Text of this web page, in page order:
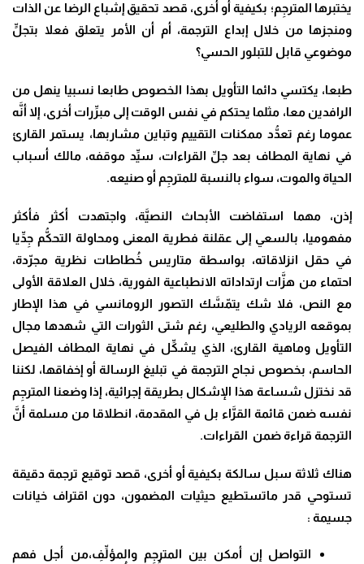
يختبرها المترجِم؛ بكيفية أو أخرى، قصد تحقيق إشباع الرضا عن الذات
ومنجزها من خلال إبداع الترجمة، أم أن الأمر يتعلق فعلا بتجلٍّ
موضوعي قابل للتبلور الحسي؟
طبعا، يكتسي دائما التأويل بهذا الخصوص طابعا نسبيا ينهل من
الرافدين معا، مثلما يحتكم في نفس الوقت إلى مبرِّرات أخرى، إلا أنَّه
عموما رغم تعدُّد ممكنات التقييم وتباين مشاربها، يستمر القارئ
في نهاية المطاف بعد جلِّ القراءات، سيِّد موقفه، مالك أسباب
الحياة والموت، سواء بالنسبة للمترجِم أو صنيعه.
إذن، مهما استفاضت الأبحاث النصيَّة، واجتهدت أكثر فأكثر
مفهوميا، بالسعي إلى عقلنة فطرية المعنى ومحاولة التحكُّم جِدِّيا
في حقل انزلاقاته، بواسطة متاريس خُطاطات نظرية مجرّدة،
احتماء من هزَّات ارتداداته الانطباعية الفورية، خلال العلاقة الأولى
مع النص، فلا شك يتمّسَّك التصور الرومانسي في هذا الإطار
بموقعه الريادي والطليعي، رغم شتى الثورات التي شهدها مجال
التأويل وماهية القارئ، الذي يشكِّل في نهاية المطاف الفيصل
الحاسم، بخصوص نجاح الترجمة في تبليغ الرسالة أو إخفاقها، لكننا
قد نختزل شساعة هذا الإشكال بطريقة إجرائية، إذا وضعنا المترجِم
نفسه ضمن قائمة القرَّاء بل في المقدمة، انطلاقا من مسلمة أنَّ
الترجمة قراءة ضمن القراءات.
هناك ثلاثة سبل سالكة بكيفية أو أخرى، قصد توقيع ترجمة دقيقة
تستوحي قدر ماتستطيع حيثيات المضمون، دون اقتراف خيانات
جسيمة :
التواصل إن أمكن بين المترجِمِ والمؤلِّفِ،من أجل فهم